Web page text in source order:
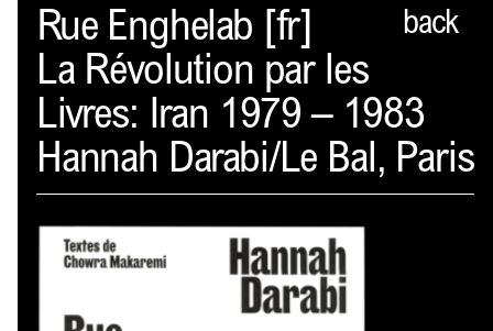
back
Spector
PROFIL
AKTUELLES
INDEX
WARENKORB (0)
VERLAGSVORSCHAU
Rue Enghelab [fr]
La Révolution par les
Livres: Iran 1979 – 1983
Hannah Darabi/Le Bal, Paris